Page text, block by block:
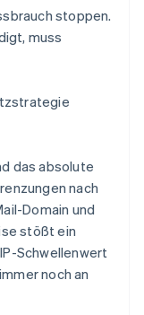
stoppen.
muss
das absolute
nach
Domain und
stößt ein
Schwellenwert
noch an